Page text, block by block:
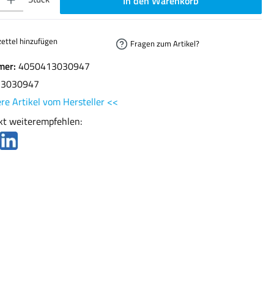
hinzufügen Fragen zum Artikel?
4050413030947
Artikel vom Hersteller <<
weiterempfehlen: